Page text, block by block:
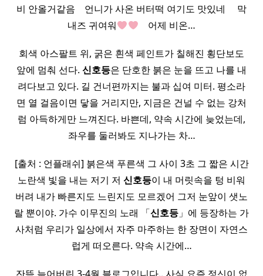
비 안올거같음 ​ ​ ​ 언니가 사온 버터떡 여기도 맛있네 ​ ​ ​ ​ 막
내즈 귀여워
​ ​ ​ 어제 비온…
회색 아스팔트 위, 굵은 흰색 페인트가 칠해진 횡단보도
앞에 멈춰 선다. 신호등은 단호한 붉은 눈을 뜨고 나를 내
려다보고 있다. 길 건너편까지는 불과 십여 미터. 평소라
면 열 걸음이면 닿을 거리지만, 지금은 건널 수 없는 강처
럼 아득하게만 느껴진다. 바쁜데, 약속 시간에 늦었는데,
좌우를 둘러봐도 지나가는 차…
[출처 : 언플래쉬] 붉은색 푸른색 그 사이 3초 그 짧은 시간
노란색 빛을 내는 저기 저 신호등이 내 머릿속을 텅 비워
버려 내가 빠른지도 느린지도 모르겠어 그저 눈앞이 샛노
랄 뿐이야. 가수 이무진의 노래 「신호등 」에 등장하는 가
사처럼 우리가 일상에서 자주 마주하는 한 장면이 자연스
럽게 떠오른다. 약속 시간에…